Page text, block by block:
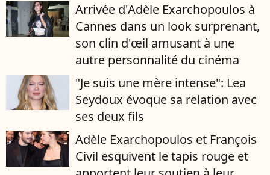
Arrivée d'Adèle Exarchopoulos à
Cannes dans un look surprenant,
son clin d'œil amusant à une
autre personnalité du cinéma
"Je suis une mère intense": Lea
Seydoux évoque sa relation avec
ses deux fils
Adèle Exarchopoulos et François
Civil esquivent le tapis rouge et